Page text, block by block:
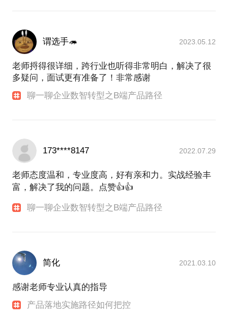
谓选手🦔 2023.05.12
老师捋得很详细，跨行业也听得非常明白，解决了很
多疑问，面试更有准备了！非常感谢
聊一聊企业数智转型之B端产品路径
173****8147 2022.07.29
老师态度温和，专业度高，好有亲和力。实战经验丰
富，解决了我的问题。点赞👍👍
聊一聊企业数智转型之B端产品路径
简化 2021.03.10
感谢老师专业认真的指导
产品落地实施路径如何把控